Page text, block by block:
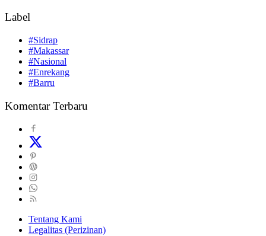
Label
#Sidrap
#Makassar
#Nasional
#Enrekang
#Barru
Komentar Terbaru
Tentang Kami
Legalitas (Perizinan)